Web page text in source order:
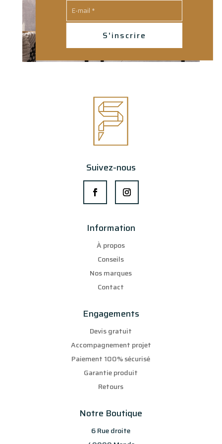
S'inscrire
Suivez-nous
Information
À propos
Conseils
Nos marques
Contact
Engagements
Devis gratuit
Accompagnement projet
Paiement 100% sécurisé
Garantie produit
Retours
Notre Boutique
6 Rue droite